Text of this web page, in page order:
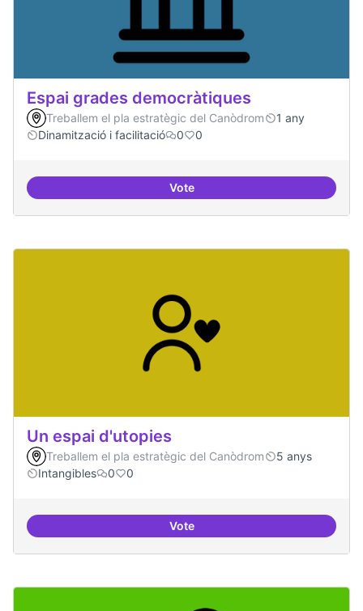
Espai grades democràtiques
Treballem el pla estratègic del Canòdrom
1 any
Dinamització i facilitació
0 0
VoteEspai grades democràtiques
Un espai d'utopies
Treballem el pla estratègic del Canòdrom
5 anys
Intangibles
0 0
VoteUn espai d'utopies